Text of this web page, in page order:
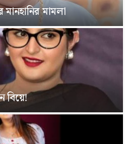
মামলা
বিয়ে!